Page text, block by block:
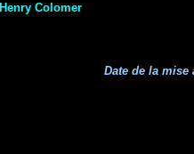
Henry Colomer
Date de la